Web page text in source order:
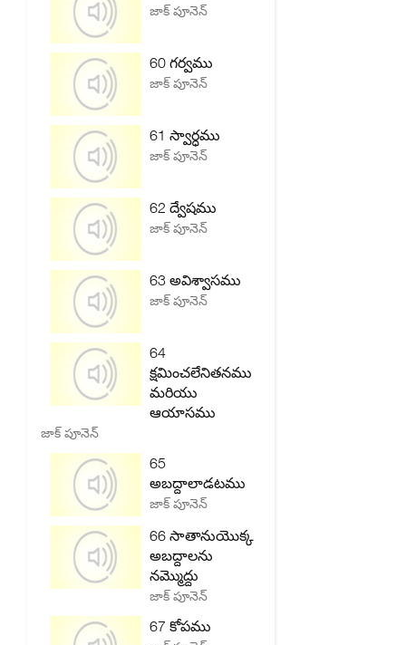
జాక్ పూనెన్
60 గర్వము
జాక్ పూనెన్
61 స్వార్ధము
జాక్ పూనెన్
62 ద్వేషము
జాక్ పూనెన్
63 అవిశ్వాసము
జాక్ పూనెన్
64
క్షమించలేనితనము
మరియు
ఆయాసము
జాక్ పూనెన్
65
అబద్దాలాడటము
జాక్ పూనెన్
66 సాతానుయొక్క
అబద్దాలను
నమ్మొద్దు
జాక్ పూనెన్
67 కోపము